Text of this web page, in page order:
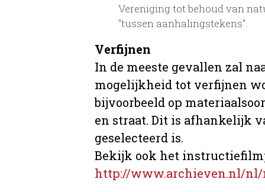
Vereniging tot behoud van
"tussen aanhalingstekens".
Verfijnen
In de meeste gevallen zal
mogelijkheid tot verfijnen
bijvoorbeeld op
en straat. Dit is afhankelijk
geselecteerd is.
Bekijk ook het
http://www.archieven.nl/nl/